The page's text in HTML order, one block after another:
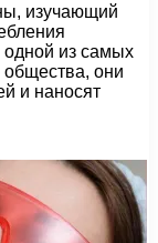
изучающий
одной из самых
они
и наносят